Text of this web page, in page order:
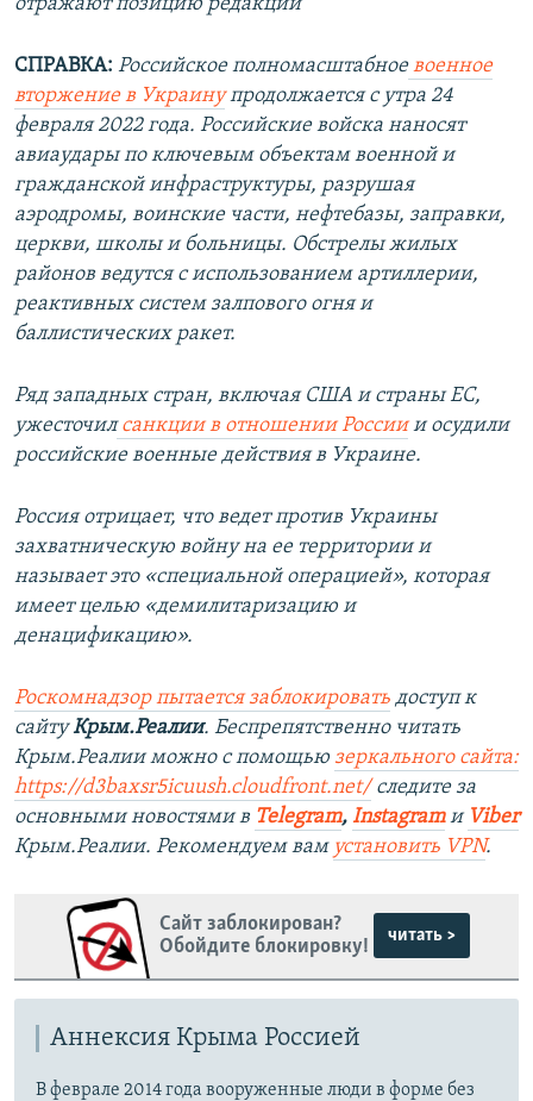
СПРАВКА: Российское полномасштабноевоенное
вторжение в Украинупродолжается с утра 24
февраля 2022 года. Российские войска наносят
авиаудары по ключевым объектам военной и
гражданской инфраструктуры, разрушая
аэродромы, воинские части, нефтебазы, заправки,
церкви, школы и больницы. Обстрелы жилых
районов ведутся с использованием артиллерии,
реактивных систем залпового огня и
баллистических ракет.
Ряд западных стран, включая США и страны ЕС,
ужесточилсанкции в отношении Россиии осудили
российские военные действия в Украине.
Россия отрицает, что ведет против Украины
захватническую войну на ее территории и
называет это «специальной операцией», которая
имеет целью «демилитаризацию и
денацификацию».
Роскомнадзор пытается заблокировать доступ к
сайтуКрым.Реалии. Беспрепятственно читать
Крым.Реалии можно с помощью зеркального сайта:
https://d3baxsr5icuush.cloudfront.net/следите за
основными новостями в Telegram, Instagramи Viber
Крым.Реалии. Рекомендуем вам установить VPN.
Сайт заблокирован?
Обойдите блокировку!
читать >
Аннексия Крыма Россией
В феврале 2014 года вооруженные люди в форме без